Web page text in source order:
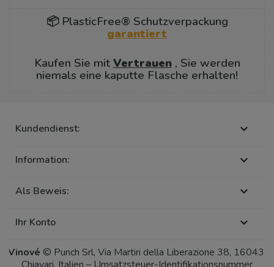
📦 PlasticFree® Schutzverpackung
garantiert
Kaufen Sie mit Vertrauen, Sie werden
niemals eine kaputte Flasche erhalten!
Kundendienst: 
Information: 
Als Beweis: 
Ihr Konto 
Vinové © Punch Srl, Via Martiri della Liberazione 38, 16043,
Chiavari, Italien – Umsatzsteuer-Identifikationsnummer